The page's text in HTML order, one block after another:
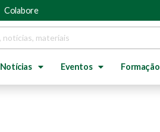
Colabore
Notícias Eventos Formação